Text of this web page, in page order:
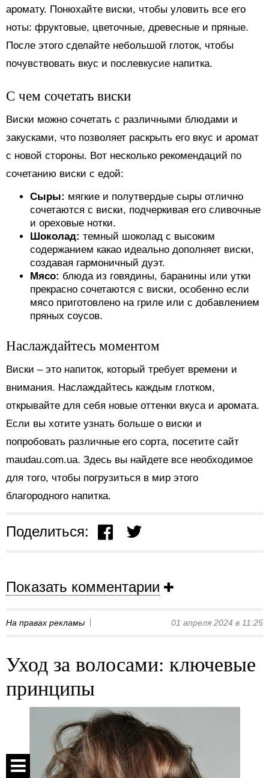
аромату. Понюхайте виски, чтобы уловить все его
ноты: фруктовые, цветочные, древесные и пряные.
После этого сделайте небольшой глоток, чтобы
почувствовать вкус и послевкусие напитка.
С чем сочетать виски
Виски можно сочетать с различными блюдами и
закусками, что позволяет раскрыть его вкус и аромат
с новой стороны. Вот несколько рекомендаций по
сочетанию виски с едой:
Сыры: мягкие и полутвердые сыры отлично
сочетаются с виски, подчеркивая его сливочные
и ореховые нотки.
Шоколад: темный шоколад с высоким
содержанием какао идеально дополняет виски,
создавая гармоничный дуэт.
Мясо: блюда из говядины, баранины или утки
прекрасно сочетаются с виски, особенно если
мясо приготовлено на гриле или с добавлением
пряных соусов.
Наслаждайтесь моментом
Виски – это напиток, который требует времени и
внимания. Наслаждайтесь каждым глотком,
открывайте для себя новые оттенки вкуса и аромата.
Если вы хотите узнать больше о виски и
попробовать различные его сорта, посетите сайт
maudau.com.ua. Здесь вы найдете все необходимое
для того, чтобы погрузиться в мир этого
благородного напитка.
Поделиться:
Показать комментарии
На правах рекламы 01 апреля 2024 в 11:25
Уход за волосами: ключевые
принципы